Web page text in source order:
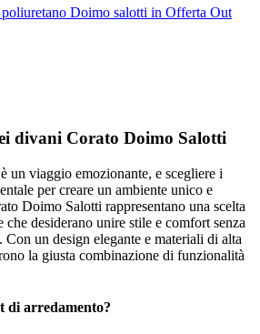
poliuretano Doimo salotti in Offerta Out
divani Corato Doimo Salotti
un viaggio emozionante, e scegliere i
per creare un ambiente unico e
Doimo Salotti rappresentano una scelta
desiderano unire stile e comfort senza
un design elegante e materiali di alta
la giusta combinazione di funzionalità
di arredamento?